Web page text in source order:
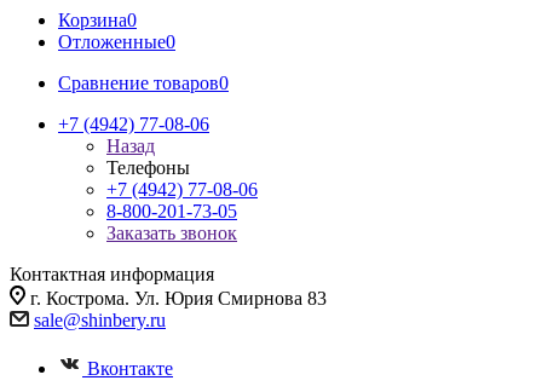
Корзина0
Отложенные0
Сравнение товаров0
+7 (4942) 77-08-06
Назад
Телефоны
+7 (4942) 77-08-06
8-800-201-73-05
Заказать звонок
Контактная информация
г. Кострома. Ул. Юрия Смирнова 83
sale@shinbery.ru
Вконтакте